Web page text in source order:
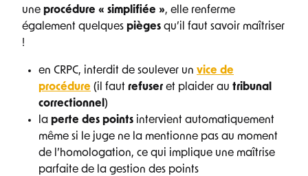
une procédure « simplifiée », elle renferme
également quelques pièges qu’il faut savoir maîtriser
!
en CRPC, interdit de soulever un vice de
procédure (il faut refuser et plaider au tribunal
correctionnel )
la perte des points intervient automatiquement
même si le juge ne la mentionne pas au moment
de l’homologation, ce qui implique une maîtrise
parfaite de la gestion des points